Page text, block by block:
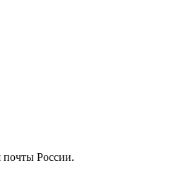
России.